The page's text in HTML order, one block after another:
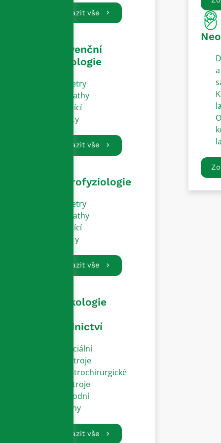
Zobrazit vše
Intervenční
kardiologie
Katetry
Sheathy
Vodící
dráty
Zobrazit vše
Elektrofyziologie
Katetry
Sheathy
Vodící
dráty
Zobrazit vše
Gynekologie
porodnictví
Speciální
přístroje
Elektrochirurgické
nástroje
Porodní
zvony
Zobrazit vše
a